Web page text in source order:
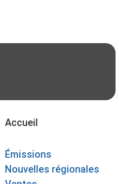
Accueil
Émissions
Nouvelles régionales